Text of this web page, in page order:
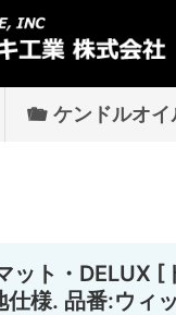
ケンドルオイ
ット・DELUX
仕様. 品番:ウィ